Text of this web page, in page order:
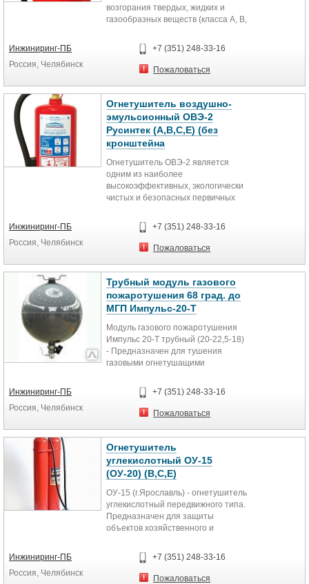
возгорания твердых, жидких и
газообразных веществ (класса А, В,
Инжиниринг-ПБ
Россия, Челябинск
+7 (351) 248-33-16
Пожаловаться
Огнетушитель воздушно-
эмульсионный ОВЭ-2
Русинтек (А,В,С,Е) (без
кронштейна
Огнетушитель ОВЭ-2 является
одним из наиболее
высокоэффективных, экологически
чистых и безопасных первичных
российском рынке...
Инжиниринг-ПБ
Россия, Челябинск
+7 (351) 248-33-16
Пожаловаться
Трубный модуль газового
пожаротушения 68 град. до
МГП Импульс-20-Т
Модуль газового пожаротушения
Импульс 20-Т трубный (20-22,5-18)
- Предназначен для тушения
газовыми огнетушащими
Инжиниринг-ПБ
Россия, Челябинск
+7 (351) 248-33-16
Пожаловаться
Огнетушитель
углекислотный ОУ-15
(ОУ-20) (В,С,Е)
ОУ-15 (г.Ярославль) - огнетушитель
углекислотный передвижного типа.
Предназначен для защиты
объектов хозяйственного и
Инжиниринг-ПБ
Россия, Челябинск
+7 (351) 248-33-16
Пожаловаться